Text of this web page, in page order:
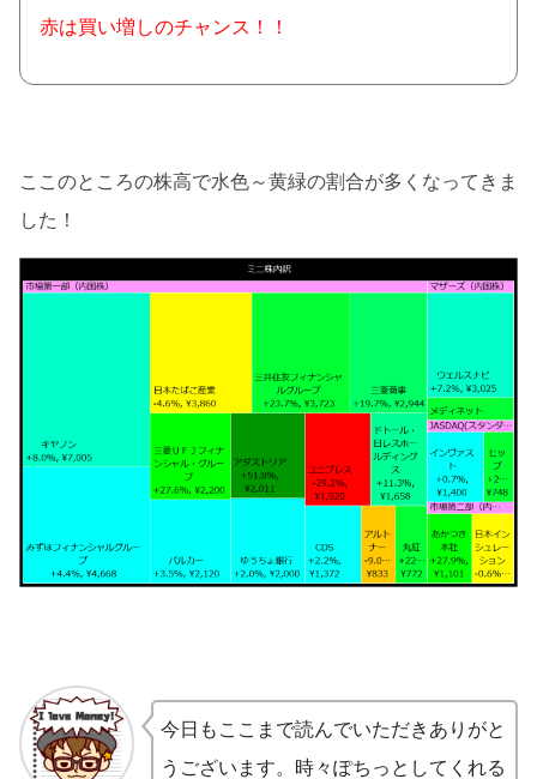
赤は買い増しのチャンス！！
ここのところの株高で水色～黄緑の割合が多くなってきま
した！
今日もここまで読んでいただきありがと
うございます。時々ぽちっとしてくれる